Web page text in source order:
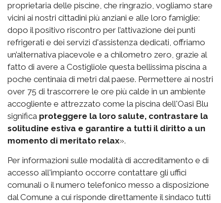
proprietaria delle piscine, che ringrazio, vogliamo stare
vicini ai nostri cittadini più anziani e alle loro famiglie:
dopo il positivo riscontro per l’attivazione dei punti
refrigerati e dei servizi d'assistenza dedicati, offriamo
un’alternativa piacevole e a chilometro zero, grazie al
fatto di avere a Costigliole questa bellissima piscina a
poche centinaia di metri dal paese. Permettere ai nostri
over 75 di trascorrere le ore più calde in un ambiente
accogliente e attrezzato come la piscina dell'Oasi Blu
significa proteggere la loro salute, contrastare la
solitudine estiva e garantire a tutti il diritto a un
momento di meritato relax».
Per informazioni sulle modalità di accreditamento e di
accesso all'impianto occorre contattare gli uffici
comunali o il numero telefonico messo a disposizione
dal Comune a cui risponde direttamente il sindaco tutti